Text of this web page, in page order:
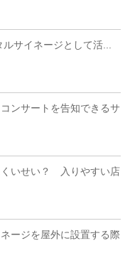
サイネージとして活...
ンサートを告知できるサ
くいせい？ 入りやすい店
ージを屋外に設置する際